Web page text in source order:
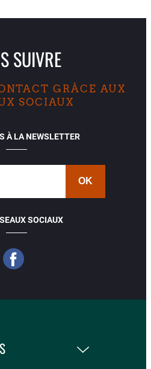
SUIVRE
GRÂCE AUX
SOCIAUX
À LA NEWSLETTER
SOCIAUX